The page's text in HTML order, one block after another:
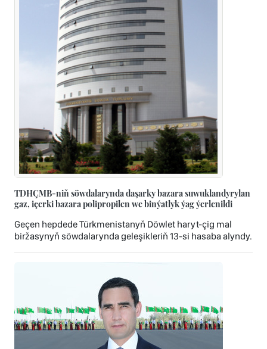
TDHÇMB-niň söwdalarynda daşarky bazara suwuklandyrylan
gaz, içerki bazara polipropilen we binýatlyk ýag ýerlenildi
Geçen hepdede Türkmenistanyň Döwlet haryt-çig mal
biržasynyň söwdalarynda geleşikleriň 13-si hasaba alyndy.